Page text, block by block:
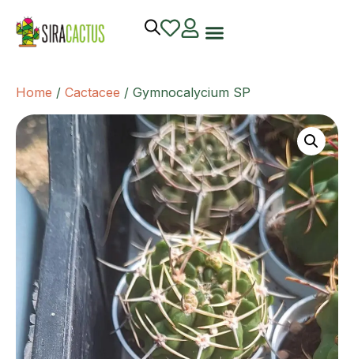
Home / Cactacee / Gymnocalycium SP